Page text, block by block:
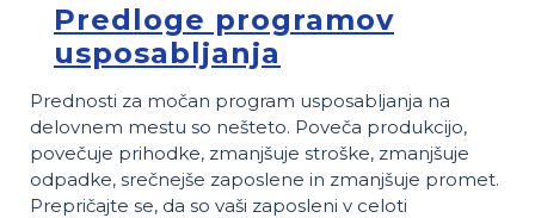
Predloge programov
usposabljanja
Prednosti za močan program usposabljanja na
delovnem mestu so nešteto. Poveča produkcijo,
povečuje prihodke, zmanjšuje stroške, zmanjšuje
odpadke, srečnejše zaposlene in zmanjšuje promet.
Prepričajte se, da so vaši zaposleni v celoti